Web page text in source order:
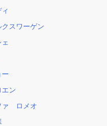
クスワーゲン
ェ
ー
エン
ァ ロメオ